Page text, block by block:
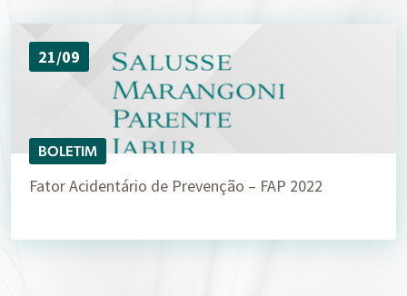
21/09
BOLETIM
Fator Acidentário de Prevenção – FAP 2022